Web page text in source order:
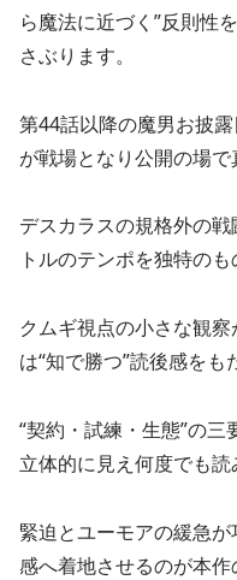
ら魔法に近づく”反則性
さぶります。
第44話以降の魔男お披
が戦場となり公開の場で
デスカラスの規格外の
トルのテンポを独特のも
クムギ視点の小さな観
は“知で勝つ”読後感をも
“契約・試練・生態”の
立体的に見え何度でも読
緊迫とユーモアの緩急
感へ着地させるのが本作